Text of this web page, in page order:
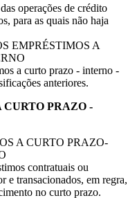
operações de crédito
para as quais não haja
EMPRÉSTIMOS A
a curto prazo - interno -
anteriores.
CURTO PRAZO -
A CURTO PRAZO-
contratuais ou
e transacionados, em regra,
no curto prazo.